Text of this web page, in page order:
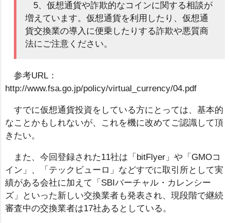
5、仮想通貨や詐欺的なコインに関する相談が
増えています。仮想通貨を利用したり、仮想通
貨交換業の導入に便乗したりする詐欺や悪質商
法にご注意ください。
参考URL：
http://www.fsa.go.jp/policy/virtual_currency/04.pdf
すでに仮想通貨投資をしている方にとっては、基本的
なことかもしれないが、これを機に改めてご認識して頂
きたい。
また、今回登録された11社は「bitFlyer」や「GMOコ
イン」、「テックビューロ」などすでに取引所として実
績がある会社に加えて「SBIバーチャル・カレンシー
ズ」といった新しい交換業者も発表され、現段階で継続
審査中の交換業者は17社あるとしている。